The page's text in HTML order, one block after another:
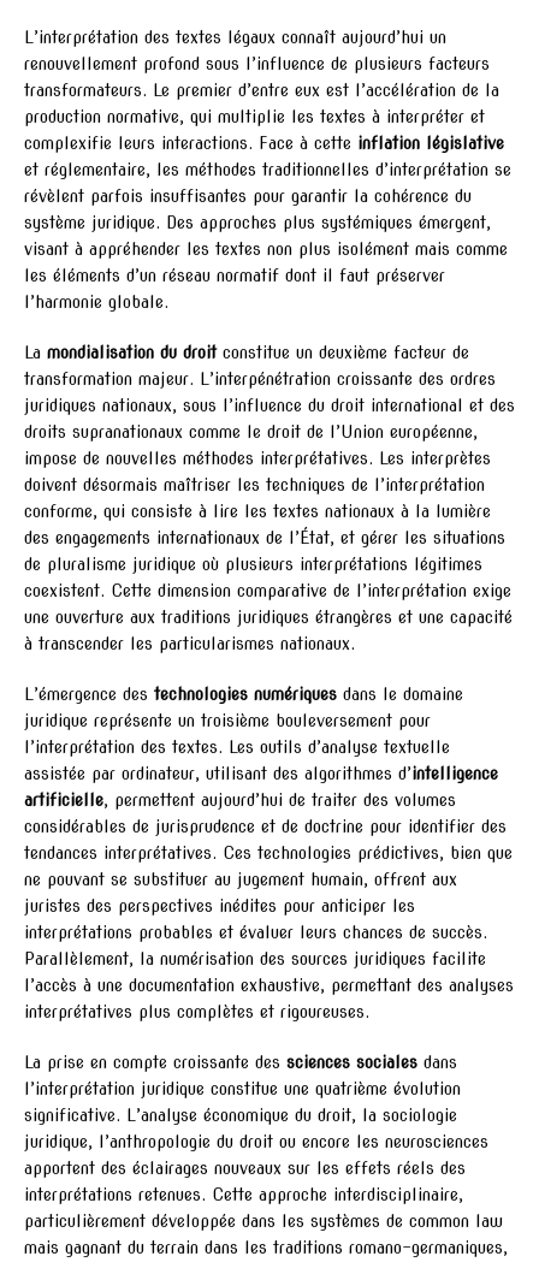
L’interprétation des textes légaux connaît aujourd’hui un
renouvellement profond sous l’influence de plusieurs facteurs
transformateurs. Le premier d’entre eux est l’accélération de la
production normative, qui multiplie les textes à interpréter et
complexifie leurs interactions. Face à cette inflation législative
et réglementaire, les méthodes traditionnelles d’interprétation se
révèlent parfois insuffisantes pour garantir la cohérence du
système juridique. Des approches plus systémiques émergent,
visant à appréhender les textes non plus isolément mais comme
les éléments d’un réseau normatif dont il faut préserver
l’harmonie globale.
La mondialisation du droitconstitue un deuxième facteur de
transformation majeur. L’interpénétration croissante des ordres
juridiques nationaux, sous l’influence du droit international et des
droits supranationaux comme le droit de l’Union européenne,
impose de nouvelles méthodes interprétatives. Les interprètes
doivent désormais maîtriser les techniques de l’interprétation
conforme, qui consiste à lire les textes nationaux à la lumière
des engagements internationaux de l’État, et gérer les situations
de pluralisme juridique où plusieurs interprétations légitimes
coexistent. Cette dimension comparative de l’interprétation exige
une ouverture aux traditions juridiques étrangères et une capacité
à transcender les particularismes nationaux.
L’émergence des technologies numériques dans le domaine
juridique représente un troisième bouleversement pour
l’interprétation des textes. Les outils d’analyse textuelle
assistée par ordinateur, utilisant des algorithmes d’intelligence
artificielle, permettent aujourd’hui de traiter des volumes
considérables de jurisprudence et de doctrine pour identifier des
tendances interprétatives. Ces technologies prédictives, bien que
ne pouvant se substituer au jugement humain, offrent aux
juristes des perspectives inédites pour anticiper les
interprétations probables et évaluer leurs chances de succès.
Parallèlement, la numérisation des sources juridiques facilite
l’accès à une documentation exhaustive, permettant des analyses
interprétatives plus complètes et rigoureuses.
La prise en compte croissante des sciences sociales dans
l’interprétation juridique constitue une quatrième évolution
significative. L’analyse économique du droit, la sociologie
juridique, l’anthropologie du droit ou encore les neurosciences
apportent des éclairages nouveaux sur les effets réels des
interprétations retenues. Cette approche interdisciplinaire,
particulièrement développée dans les systèmes de common law
mais gagnant du terrain dans les traditions romano-germaniques,